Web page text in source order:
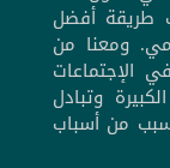
طريقة أفضل
ومعنا من
الإجتماعات
وتبادل
من أسباب